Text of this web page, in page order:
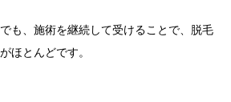
も、施術を継続して受けることで、脱毛
ほとんどです。